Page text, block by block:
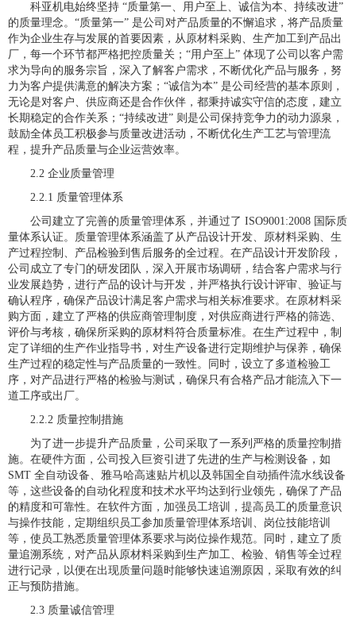
科亚机电始终坚持 “质量第一、用户至上、诚信为本、持续改进”
的质量理念。“质量第一” 是公司对产品质量的不懈追求，将产品质量
作为企业生存与发展的首要因素，从原材料采购、生产加工到产品出
厂，每一个环节都严格把控质量关；“用户至上” 体现了公司以客户需
求为导向的服务宗旨，深入了解客户需求，不断优化产品与服务，努
力为客户提供满意的解决方案；“诚信为本” 是公司经营的基本原则，
无论是对客户、供应商还是合作伙伴，都秉持诚实守信的态度，建立
长期稳定的合作关系；“持续改进” 则是公司保持竞争力的动力源泉，
鼓励全体员工积极参与质量改进活动，不断优化生产工艺与管理流
程，提升产品质量与企业运营效率。
2.2 企业质量管理
2.2.1 质量管理体系
公司建立了完善的质量管理体系，并通过了 ISO9001:2008 国际质
量体系认证。质量管理体系涵盖了从产品设计开发、原材料采购、生
产过程控制、产品检验到售后服务的全过程。在产品设计开发阶段，
公司成立了专门的研发团队，深入开展市场调研，结合客户需求与行
业发展趋势，进行产品的设计与开发，并严格执行设计评审、验证与
确认程序，确保产品设计满足客户需求与相关标准要求。在原材料采
购方面，建立了严格的供应商管理制度，对供应商进行严格的筛选、
评价与考核，确保所采购的原材料符合质量标准。在生产过程中，制
定了详细的生产作业指导书，对生产设备进行定期维护与保养，确保
生产过程的稳定性与产品质量的一致性。同时，设立了多道检验工
序，对产品进行严格的检验与测试，确保只有合格产品才能流入下一
道工序或出厂。
2.2.2 质量控制措施
为了进一步提升产品质量，公司采取了一系列严格的质量控制措
施。在硬件方面，公司投入巨资引进了先进的生产与检测设备，如
SMT 全自动设备、雅马哈高速贴片机以及韩国全自动插件流水线设备
等，这些设备的自动化程度和技术水平均达到行业领先，确保了产品
的精度和可靠性。在软件方面，加强员工培训，提高员工的质量意识
与操作技能，定期组织员工参加质量管理体系培训、岗位技能培训
等，使员工熟悉质量管理体系要求与岗位操作规范。同时，建立了质
量追溯系统，对产品从原材料采购到生产加工、检验、销售等全过程
进行记录，以便在出现质量问题时能够快速追溯原因，采取有效的纠
正与预防措施。
2.3 质量诚信管理